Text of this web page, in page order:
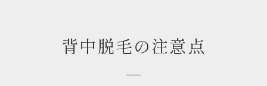
背中脱毛の注意点